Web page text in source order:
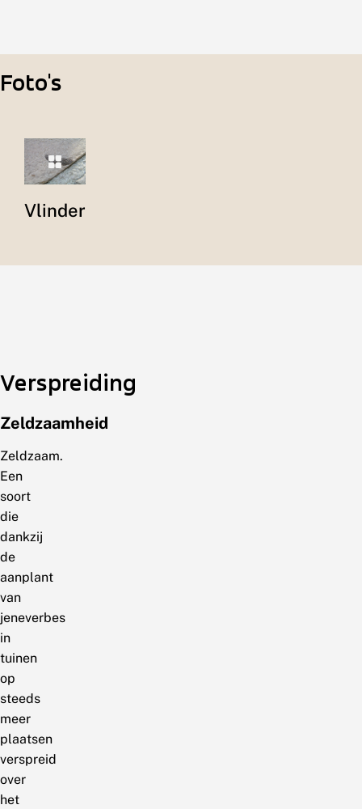
Foto's
Vlinder
Verspreiding
Zeldzaamheid
Zeldzaam.
Een
soort
die
dankzij
de
aanplant
van
jeneverbes
in
tuinen
op
steeds
meer
plaatsen
verspreid
over
het